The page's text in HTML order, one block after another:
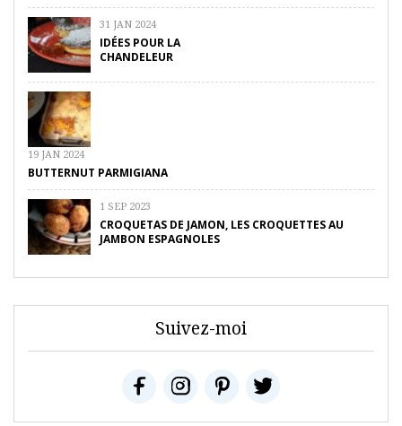
31 JAN 2024
IDÉES POUR LA
CHANDELEUR
19 JAN 2024
BUTTERNUT PARMIGIANA
1 SEP 2023
CROQUETAS DE JAMON, LES CROQUETTES AU
JAMBON ESPAGNOLES
Suivez-moi